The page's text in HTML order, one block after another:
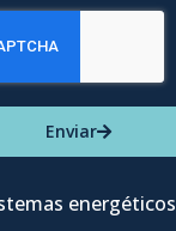
Enviar
energéticos